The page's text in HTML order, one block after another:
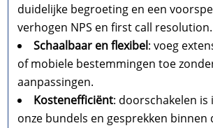
duidelijke begroeting en een
verhogen NPS en first call resolution.​
Schaalbaar en flexibel: voeg
of mobiele bestemmingen toe
aanpassingen.​
Kostenefficiënt: doorschakelen
onze bundels en gesprekken binnen